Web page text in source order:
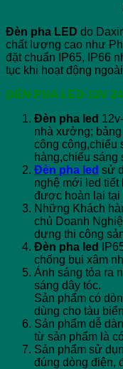
Đèn pha LED do
chất lượng cao như
đặt chuẩn IP65, IP66
tục khi hoạt động
ĐÈN PHA LED 12V
Đèn pha led
nhà xưởng;
công cộng,chiếu
hàng,chiếu sáng
Đèn pha led sử
nghệ mới led tiết
được hoàn lại tại
Những Khách
chủ Doanh
dựng thi công
Đèn pha led
chống bụi xâm
Ánh sáng tỏa ra
sáng dây tóc.
Sản phẩm có
dùng cho tàu
Sản phẩm dễ
từ sản phẩm là
Sản phẩm sử
đúng dòng điện,